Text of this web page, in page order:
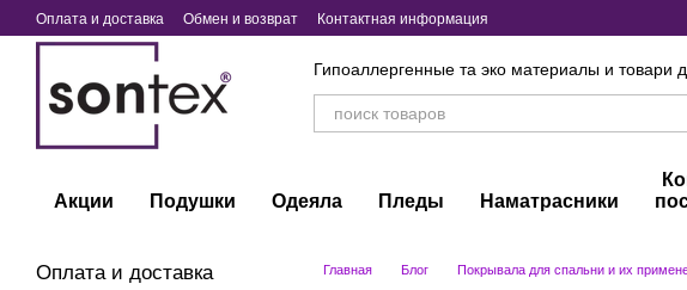
Перейти к основному контенту
Оплата и доставка Обмен и возврат Контактная информация
Гипоаллергенные та эко материалы и товари
Акции Подушки Одеяла Пледы Наматрасники
Главная Блог Покрывала для спальни и их
Оплата и доставка